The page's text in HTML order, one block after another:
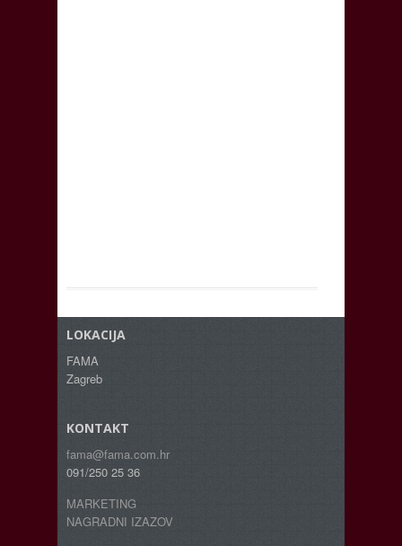
LOKACIJA
FAMA
Zagreb
KONTAKT
fama@fama.com.hr
091/250 25 36
MARKETING
NAGRADNI IZAZOV